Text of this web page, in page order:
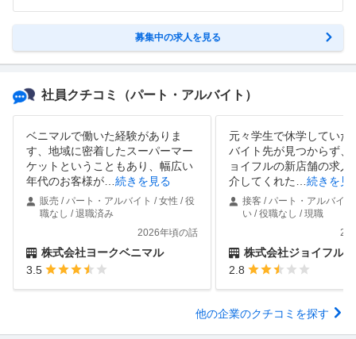
募集中の求人を見る
社員クチコミ （パート・アルバイト）
ベニマルで働いた経験がありま
す、地域に密着したスーパーマー
ケットということもあり、幅広い
年代のお客様が
続きを見る
販売 / パート・アルバイト / 女性 / 役
職なし / 退職済み
2026年頃の話
株式会社ヨークベニマル
3.5
元々学生で休学していた
バイト先が見つからず、
ョイフルの新店舗の求人
介してくれた
続きを見
接客 / パート・アルバイ
い / 役職なし / 現職
株式会社ジョイフル
2.8
他の企業のクチコミを探す